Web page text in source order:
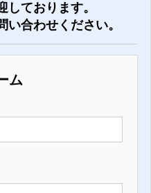
しております。
合わせください。
ム